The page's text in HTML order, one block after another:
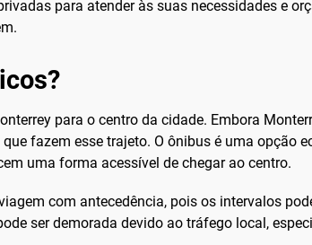
para atender às suas necessidades e
para o centro da cidade. Embora
fazem esse trajeto. O ônibus é uma opção
uma forma acessível de chegar ao centro.
com antecedência, pois os intervalos
ser demorada devido ao tráfego local,